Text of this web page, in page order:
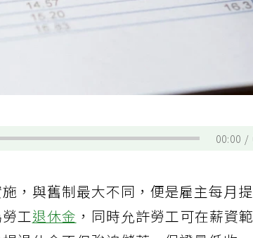
00:00
，與舊制最大不同，便是雇主每月提
勞工退休金 ，同時允許勞工可在薪資範